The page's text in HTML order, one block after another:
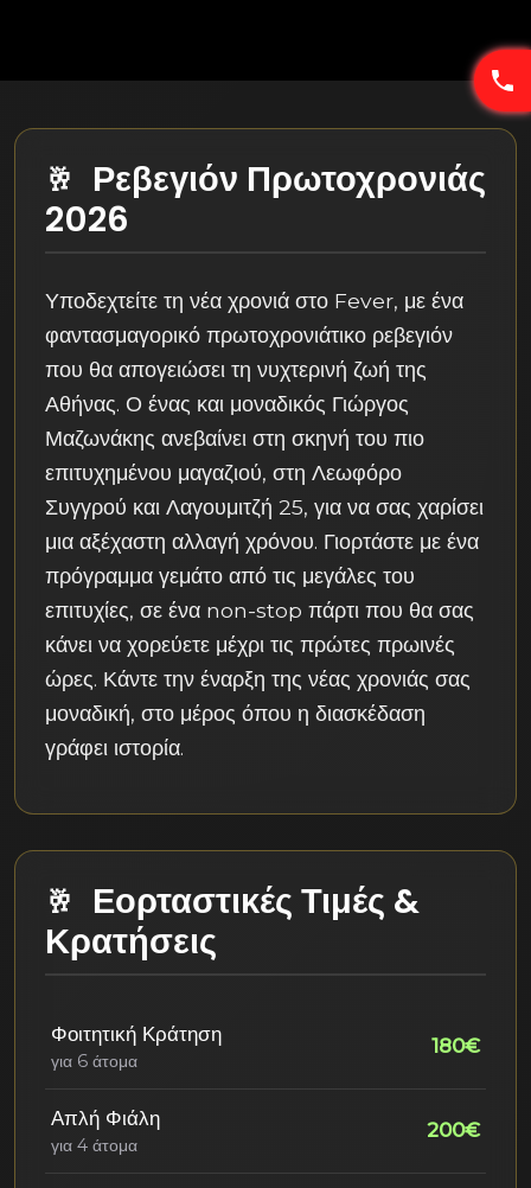
Ρεβεγιόν Πρωτοχρονιάς
2026
Υποδεχτείτε τη νέα χρονιά στο Fever, με ένα
φαντασμαγορικό πρωτοχρονιάτικο ρεβεγιόν
που θα απογειώσει τη νυχτερινή ζωή της
Αθήνας. Ο ένας και μοναδικός Γιώργος
Μαζωνάκης ανεβαίνει στη σκηνή του πιο
επιτυχημένου μαγαζιού, στη Λεωφόρο
Συγγρού και Λαγουμιτζή 25, για να σας χαρίσει
μια αξέχαστη αλλαγή χρόνου. Γιορτάστε με ένα
πρόγραμμα γεμάτο από τις μεγάλες του
επιτυχίες, σε ένα non-stop πάρτι που θα σας
κάνει να χορεύετε μέχρι τις πρώτες πρωινές
ώρες. Κάντε την έναρξη της νέας χρονιάς σας
μοναδική, στο μέρος όπου η διασκέδαση
γράφει ιστορία.
Εορταστικές Τιμές &
Κρατήσεις
Φοιτητική Κράτηση
για 6 άτομα
180€
Απλή Φιάλη
για 4 άτομα
200€